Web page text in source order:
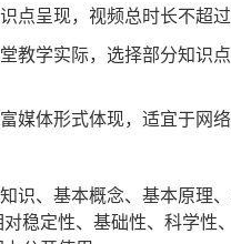
点呈现，视频总时长不超
教学实际，选择部分知识
媒体形式体现，适宜于网络
识、基本概念、基本原理